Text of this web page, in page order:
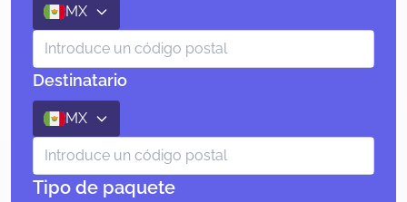
MX
Destinatario
MX
Tipo de paquete